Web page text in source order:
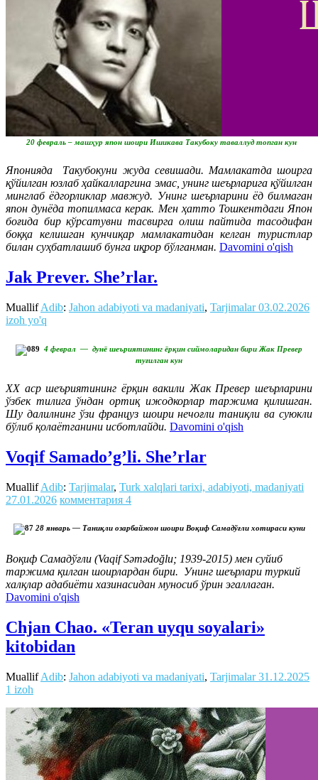
20 февраль – машҳур япон шоири Ишикава Такубоку таваллуд топган кун
Японияда Tакубокуни жуда севишади. Мамлакатда шоирга
қўйилган юзлаб ҳайкалларгина эмас, унинг шеърларига қўйилган
минглаб ёдгорликлар мавжуд. Унинг шеърларини ёд билмаган
япон дунёда топилмаса керак. Мен ҳатто Тошкентдаги Япон
боғида бир кўрсатувни тасвирга олиш пайтида тасодифан
боққа келишган кунчиқар мамлакатидан келган туристлар
билан суҳбатлашиб бунга иқрор бўлганман. Davomini o'qish
Jak Prever. She’rlar.
MuallifAdib: Jahon adabiyoti va madaniyati, Tarjimalar 03.02.2026
izoh yo'q
4 феврал — дунё шеъриятининг ёрқин сиймоларидан бири Жак Превер
туғилган кун
ХХ аср шеъриятининг ёрқин вакили Жак Превер шеърларини
ўзбек тилига ўндан ортиқ ижодкорлар таржима қилишган.
Шу далилнинг ўзи француз шоири нечоғли таниқли ва суюкли
бўлиб қолаётганини исботлайди. Davomini o'qish
Voqif Samado’g’li. She’rlar
MuallifAdib: Tarjimalar, Turk xalqlari tarixi, adabiyoti, madaniyati
27.01.2026 комментария 4
28 январь — Таниқли озарбайжон шоири Воқиф Самадўғли хотираси куни
Воқиф Самадўғли (Vaqif Səmədoğlu; 1939-2015) мен суйиб
таржима қилган шоирлардан бири. Унинг шеърлари туркий
халқлар адабиёти хазинасидан муносиб ўрин эгаллаган.
Davomini o'qish
Chjan Chao. «Teran uyqu soyalari»
kitobidan
MuallifAdib: Jahon adabiyoti va madaniyati, Tarjimalar 31.12.2025
1 izoh